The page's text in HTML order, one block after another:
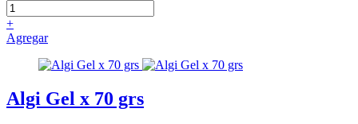
+
Agregar
Algi Gel x 70 grs